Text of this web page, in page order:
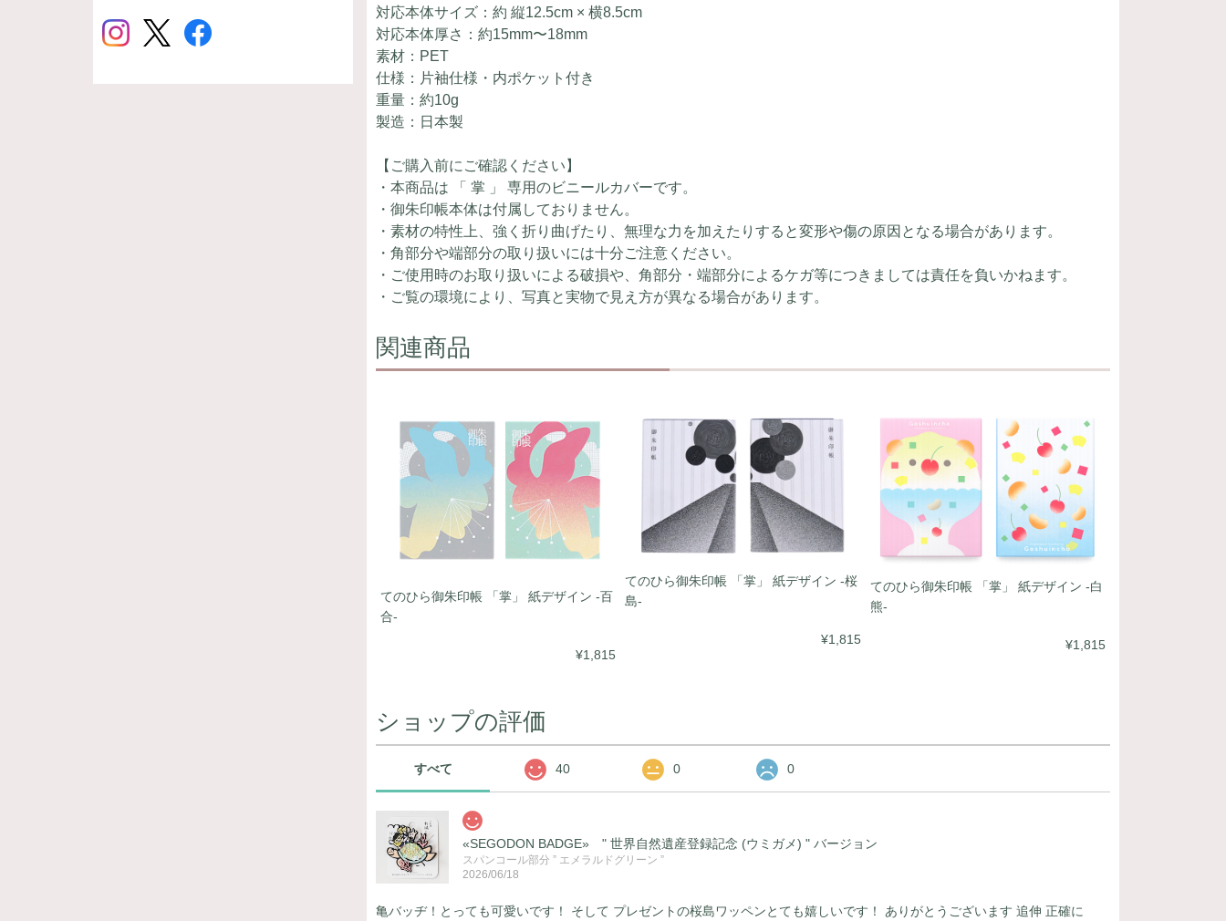
対応本体サイズ：約 縦12.5cm × 横8.5cm
対応本体厚さ：約15mm〜18mm
素材：PET
仕様：片袖仕様・内ポケット付き
重量：約10g
製造：日本製
【ご購入前にご確認ください】
・本商品は 「 掌 」 専用のビニールカバーです。
・御朱印帳本体は付属しておりません。
・素材の特性上、強く折り曲げたり、無理な力を加えたりすると変形や傷の原因となる場合があります。
・角部分や端部分の取り扱いには十分ご注意ください。
・ご使用時のお取り扱いによる破損や、角部分・端部分によるケガ等につきましては責任を負いかねます。
・ご覧の環境により、写真と実物で見え方が異なる場合があります。
関連商品
てのひら御朱印帳 「掌」 紙デザイン -百
合-
¥1,815
てのひら御朱印帳 「掌」 紙デザイン -桜
島-
¥1,815
てのひら御朱印帳 「掌」 紙デザイン -白
熊-
¥1,815
ショップの評価
すべて 40 0 0
«SEGODON BADGE» " 世界自然遺産登録記念 (ウミガメ) " バージョン
スパンコール部分 ” エメラルドグリーン ”
2026/06/18
亀バッヂ！とっても可愛いです！ そして プレゼントの桜島ワッペンとても嬉しいです！ ありがとうございます 追伸 正確に